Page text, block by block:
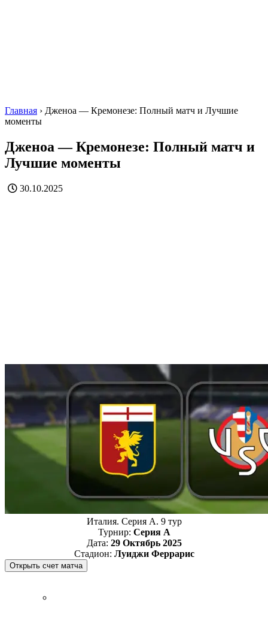
Главная › Дженоа — Кремонезе: Полный матч и Лучшие
моменты
Дженоа — Кремонезе: Полный матч и
Лучшие моменты
30.10.2025
Италия. Серия А. 9 тур
Турнир: Серия А
Дата: 29 Октябрь 2025
Стадион: Луиджи Феррарис